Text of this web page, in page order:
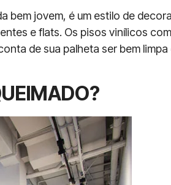
bem jovem, é um estilo de
e flats. Os pisos vinílicos
de sua palheta ser bem limpa